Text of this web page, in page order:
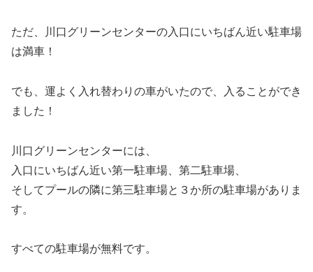
ただ、川口グリーンセンターの入口にいちばん近い駐車場
は満車！
でも、運よく入れ替わりの車がいたので、入ることができ
ました！
川口グリーンセンターには、
入口にいちばん近い第一駐車場、第二駐車場、
そしてプールの隣に第三駐車場と３か所の駐車場がありま
す。
すべての駐車場が無料です。